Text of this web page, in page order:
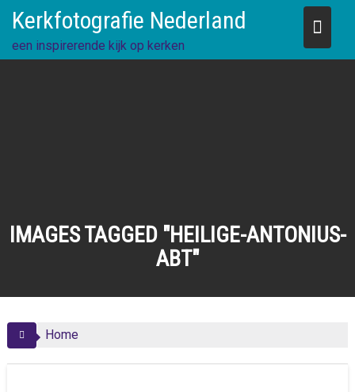
content
Kerkfotografie Nederland
een inspirerende kijk op kerken
IMAGES TAGGED "HEILIGE-ANTONIUS-
ABT"
Home